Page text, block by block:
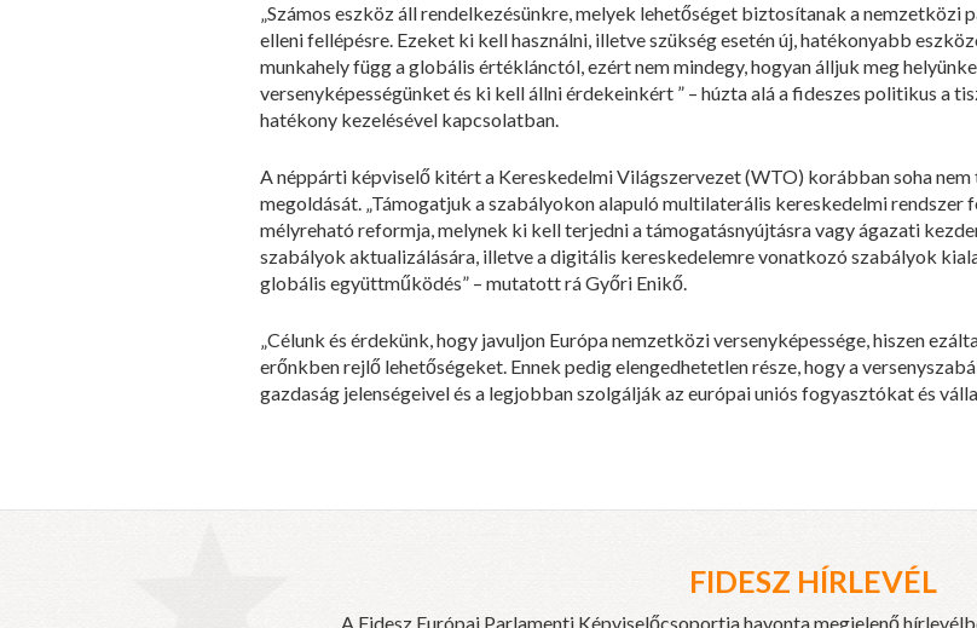
„Számos eszköz áll rendelkezésünkre, melyek lehetőséget biztosítanak a
elleni fellépésre. Ezeket ki kell használni, illetve szükség esetén új, hatékonyabb
munkahely függ a globális értéklánctól, ezért nem mindegy, hogyan álljuk meg
versenyképességünket és ki kell állni érdekeinkért ” – húzta alá a fideszes politikus a
hatékony kezelésével kapcsolatban.
A néppárti képviselő kitért a Kereskedelmi Világszervezet (WTO) korábban soha nem
megoldását. „Támogatjuk a szabályokon alapuló multilaterális kereskedelmi
mélyreható reformja, melynek ki kell terjedni a támogatásnyújtásra vagy ágazati
szabályok aktualizálására, illetve a digitális kereskedelemre vonatkozó szabályok
globális együttműködés” – mutatott rá Győri Enikő.
„Célunk és érdekünk, hogy javuljon Európa nemzetközi versenyképessége, hiszen
erőnkben rejlő lehetőségeket. Ennek pedig elengedhetetlen része, hogy a
gazdaság jelenségeivel és a legjobban szolgálják az európai uniós fogyasztókat és
FIDESZ HÍRLEVÉL
A Fidesz Európai Parlamenti Képviselőcsoportja havonta megjelenő